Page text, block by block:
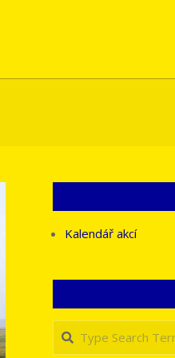
Kalendář akcí
Search